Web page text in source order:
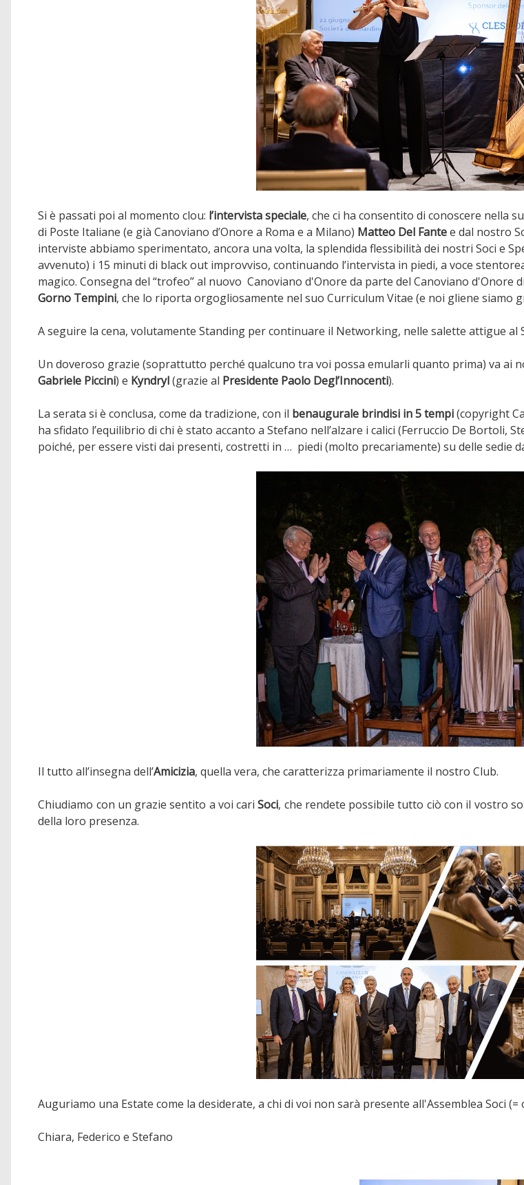
Si è passati poi al momento clou: l’intervista speciale, che ci ha consentito di conoscere nella
di Poste Italiane (e già Canoviano d’Onore a Roma e a Milano) Matteo Del Fantee dal nostro
interviste abbiamo sperimentato, ancora una volta, la splendida flessibilità dei nostri Soci e
avvenuto) i 15 minuti di black out improvviso, continuando l’intervista in piedi, a voce
magico. Consegna del “trofeo” al nuovo Canoviano d'Onore da parte del Canoviano
Gorno Tempini, che lo riporta orgogliosamente nel suo Curriculum Vitae (e noi gliene siamo
A seguire la cena, volutamente Standing per continuare il Networking, nelle salette attigue al
Un doveroso grazie (soprattutto perché qualcuno tra voi possa emularli quanto prima) va ai
Gabriele Piccini) e Kyndryl(grazie al Presidente Paolo Degl’Innocenti).
La serata si è conclusa, come da tradizione, con il benaugurale brindisi in 5 tempi(copyright
ha sfidato l’equilibrio di chi è stato accanto a Stefano nell’alzare i calici (Ferruccio De Bortoli,
poiché, per essere visti dai presenti, costretti in … piedi (molto precariamente) su delle sedie
Il tutto all’insegna dell’Amicizia, quella vera, che caratterizza primariamente il nostro Club.
Chiudiamo con un grazie sentito a voi cariSoci, che rendete possibile tutto ciò con il vostro
della loro presenza.
Auguriamo una Estate come la desiderate, a chi di voi non sarà presente all'Assemblea Soci
Chiara, Federico e Stefano